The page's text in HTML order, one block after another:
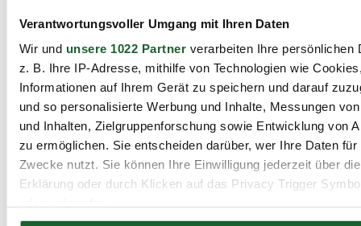
Verantwortungsvoller Umgang mit Ihren Daten
Wir und unsere 1022 Partnerverarbeiten Ihre persönlichen
z. B. Ihre IP-Adresse, mithilfe von Technologien wie
Informationen auf Ihrem Gerät zu speichern und darauf
und so personalisierte Werbung und Inhalte, Messungen
und Inhalten, Zielgruppenforschung sowie Entwicklung von
zu ermöglichen. Sie entscheiden darüber, wer Ihre Daten für
Zwecke nutzt. Sie können Ihre Einwilligung jederzeit über
Erklärung oder durch Klicken auf das Privacy Trigger
Fortbildung für quereinsteigende
sonstige geeignete Personen und Native
Speaker in bilingualen Einrichtungen
Zulassung durch die SenV
Lichtenberg - bbw Privatschulen
Fortbildung/Qualifizierung